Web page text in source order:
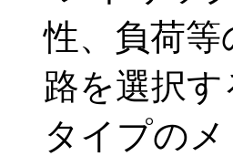
性、負荷
路を選択
タイプの